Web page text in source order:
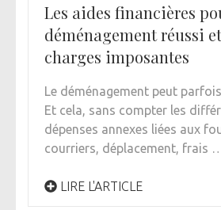
Les aides financières
déménagement réussi
charges imposantes
Le déménagement peut
Et cela, sans compter les
dépenses annexes liées aux
courriers, déplacement, frais
LIRE L'ARTICLE